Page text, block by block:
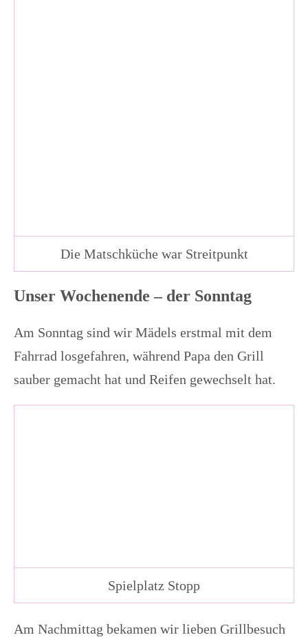
Die Matschküche war Streitpunkt
Unser Wochenende – der Sonntag
Am Sonntag sind wir Mädels erstmal mit dem
Fahrrad losgefahren, während Papa den Grill
sauber gemacht hat und Reifen gewechselt hat.
Spielplatz Stopp
Am Nachmittag bekamen wir lieben Grillbesuch